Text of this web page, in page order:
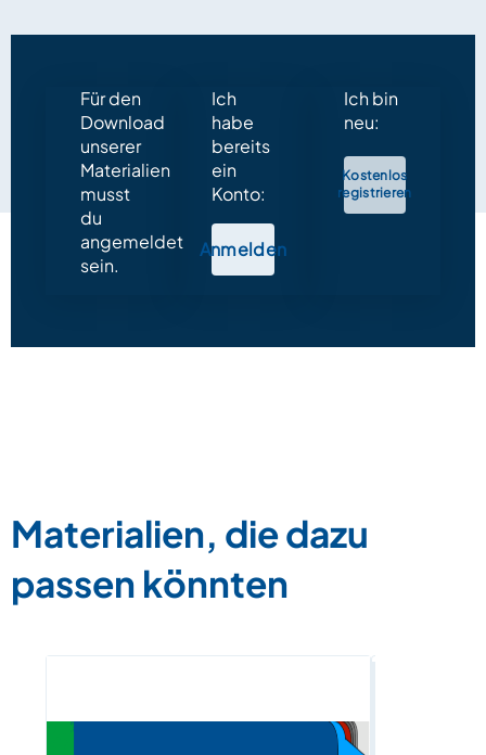
Für den
Download
unserer
Materialien
musst
du
angemeldet
sein.
Ich
habe
bereits
ein
Konto:
Anmelden
Ich bin
neu:
Kostenlos
registrieren
Materialien, die dazu
passen könnten